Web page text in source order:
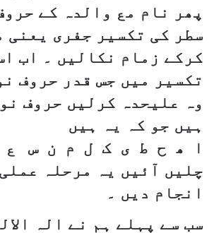
پھر نام مع والدہ کے
سطر کی تکسیر جفری یعنی
کرکے زمام نکالیں ۔ اب
تکسیر میں جس قدر حروف
وہ علیحدہ کرلیں حروف
ہیں جو کہ یہ ہیں
ا ھ ح ط ی ک ل م ن س ع
چلیں آئیں یہ مرحلہ
انجام دیں ۔
سب سے پہلے ہم نے الہ